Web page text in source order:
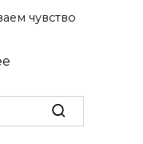
чувство